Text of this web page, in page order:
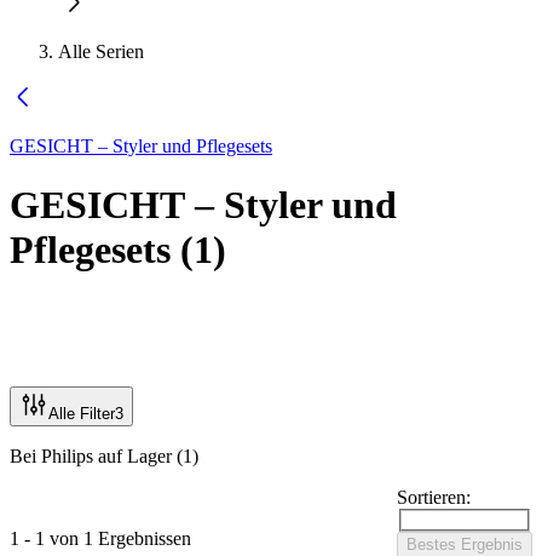
Alle Serien
GESICHT – Styler und Pflegesets
GESICHT – Styler und
Pflegesets (1)
Alle Filter3
Bei Philips auf Lager (1)
1 - 1 von 1 Ergebnissen
Sortieren:
Bestes Ergebnis